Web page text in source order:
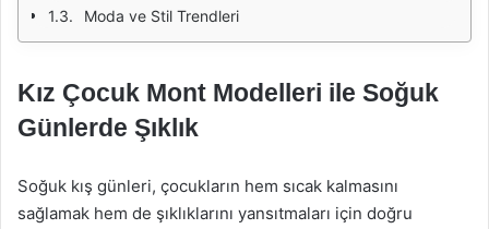
Moda ve Stil Trendleri
Kız Çocuk Mont Modelleri ile Soğuk
Günlerde Şıklık
Soğuk kış günleri, çocukların hem sıcak kalmasını
sağlamak hem de şıklıklarını yansıtmaları için doğru